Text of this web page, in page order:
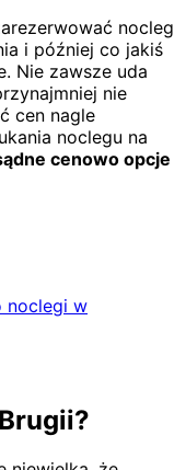
nocleg
i później co jakiś
Nie zawsze uda
nie
cen nagle
noclegu na
cenowo opcje
noclegi w